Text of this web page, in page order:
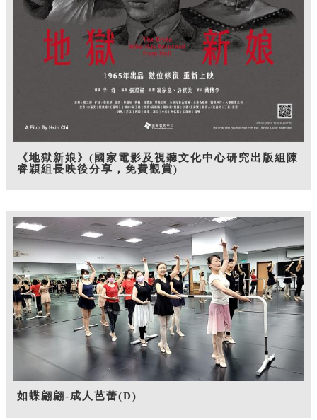
《地獄新娘》(國家電影及視聽文化中心研究出版組陳
睿穎組長映後分享，免費觀賞)
如蝶翩翩-成人芭蕾(D)